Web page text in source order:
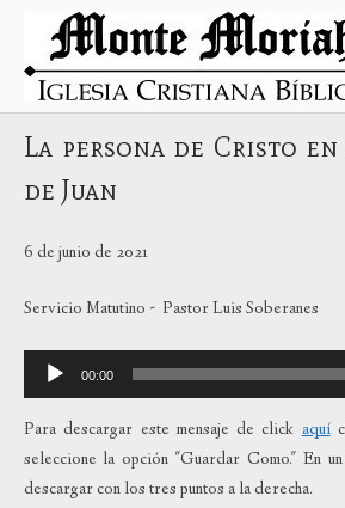
contenido
Inicio
La persona de Cristo
de Juan
6 de junio de 2021
Servicio Matutino - Pastor Luis Soberanes
Reproductor
de
audio
00:00
Para descargar este mensaje de clickaquí
seleccione la opción "Guardar Como." En
descargar con los tres puntos a la derecha.